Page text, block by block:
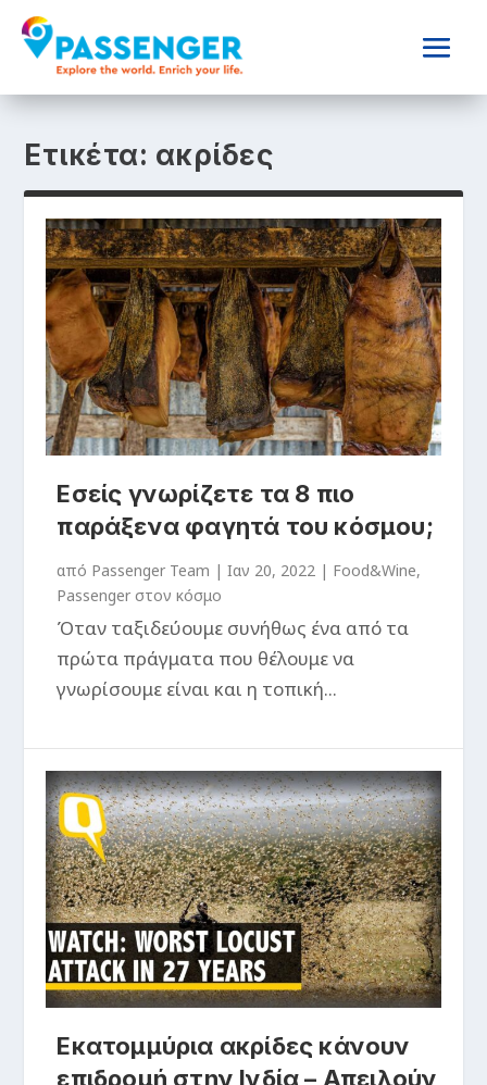
Ετικέτα: ακρίδες
Εσείς γνωρίζετε τα 8 πιο
παράξενα φαγητά του κόσμου;
από Passenger Team |Ιαν 20, 2022 | Food&Wine,
Passenger στον κόσμο
Όταν ταξιδεύουμε συνήθως ένα από τα
πρώτα πράγματα που θέλουμε να
γνωρίσουμε είναι και η τοπική...
Εκατομμύρια ακρίδες κάνουν
επιδρομή στην Ινδία – Απειλούν